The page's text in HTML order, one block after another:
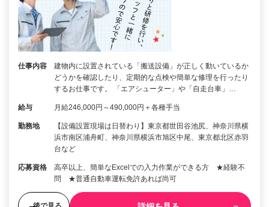
仕事内容
建物内に設置されている「搬送設備」が正しく動いているか
どうかを確認したり、定期的な点検や簡単な修理を行ったり
するお仕事です。 「エアシューター」や「自走台車」…
給与 月給246,000円～490,000円＋各種手当
勤務地
【設備設置現場は日替わり】東京都世田谷池尻、神奈川県横
浜市南区浦舟町、神奈川県横浜市旭区中尾、東京都北区赤羽
台など
応募資格
高卒以上、簡単なExcelでの入力作業ができる方 ★経験不
問 ★普通自動車運転免許あれば尚可